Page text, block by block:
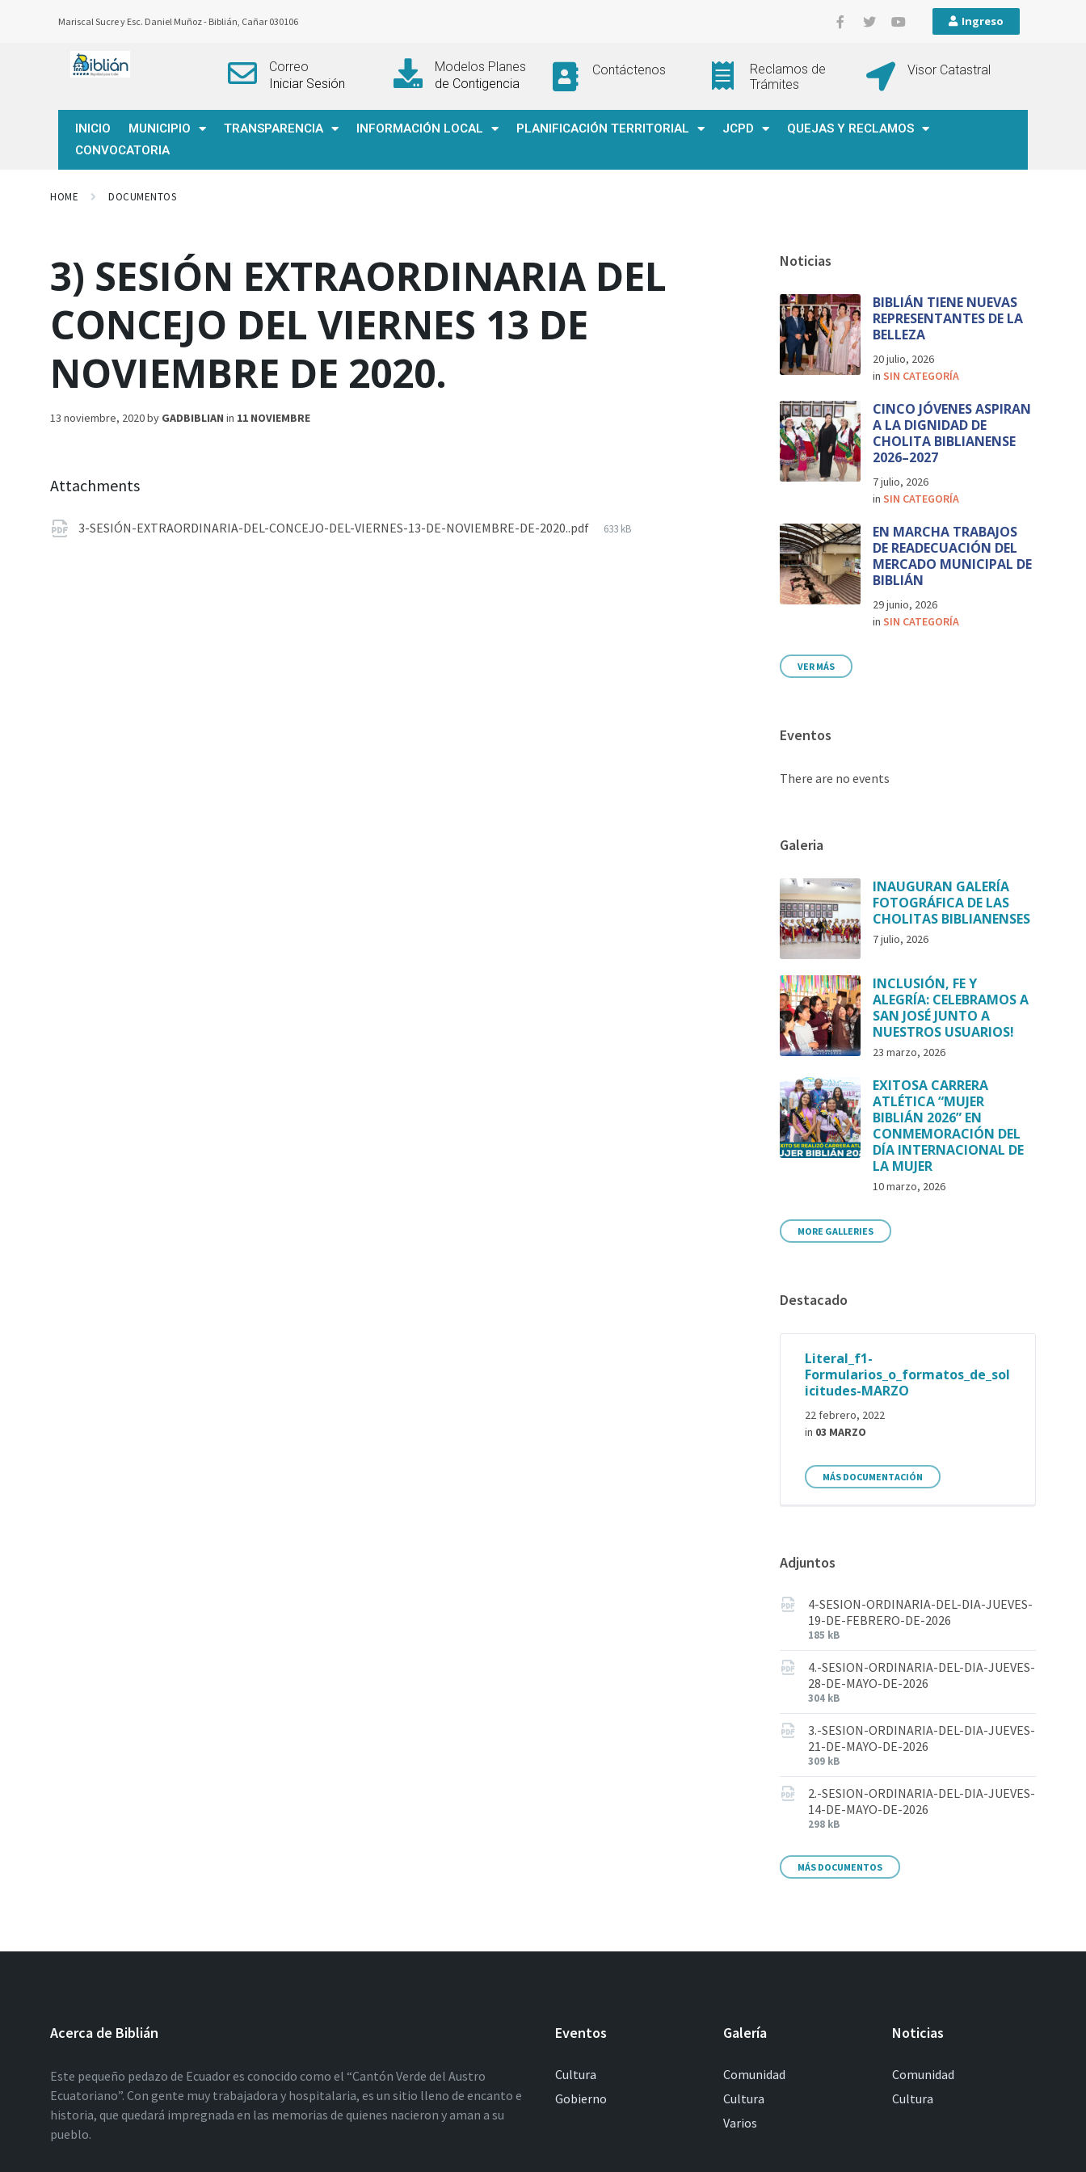
Mariscal Sucre y Esc. Daniel Muñoz - Biblián, Cañar 030106 Ingreso
Correo
Iniciar Sesión
Modelos Planes
de Contigencia
Contáctenos
Reclamos de
Trámites
Visor Catastral
INICIO MUNICIPIO TRANSPARENCIA INFORMACIÓN LOCAL PLANIFICACIÓN TERRITORIAL JCPD
QUEJAS Y RECLAMOS
CONVOCATORIA
HOME DOCUMENTOS
3) SESIÓN EXTRAORDINARIA DEL
CONCEJO DEL VIERNES 13 DE
NOVIEMBRE DE 2020.
13 noviembre, 2020by GADBIBLIAN in 11 NOVIEMBRE
Attachments
3-SESIÓN-EXTRAORDINARIA-DEL-CONCEJO-DEL-VIERNES-13-DE-NOVIEMBRE-DE-2020..pdf 633 kB
Noticias
BIBLIÁN TIENE NUEVAS
REPRESENTANTES DE LA
BELLEZA
20 julio, 2026
inSIN CATEGORÍA
CINCO JÓVENES ASPIRAN
A LA DIGNIDAD DE
CHOLITA BIBLIANENSE
2026–2027
7 julio, 2026
inSIN CATEGORÍA
EN MARCHA TRABAJOS
DE READECUACIÓN DEL
MERCADO MUNICIPAL DE
BIBLIÁN
29 junio, 2026
inSIN CATEGORÍA
VER MÁS
Eventos
There are no events
Galeria
INAUGURAN GALERÍA
FOTOGRÁFICA DE LAS
CHOLITAS BIBLIANENSES
7 julio, 2026
INCLUSIÓN, FE Y
ALEGRÍA: CELEBRAMOS A
SAN JOSÉ JUNTO A
NUESTROS USUARIOS!
23 marzo, 2026
EXITOSA CARRERA
ATLÉTICA “MUJER
BIBLIÁN 2026” EN
CONMEMORACIÓN DEL
DÍA INTERNACIONAL DE
LA MUJER
10 marzo, 2026
MORE GALLERIES
Destacado
Literal_f1-
Formularios_o_formatos_de_sol
icitudes-MARZO
22 febrero, 2022
in 03 MARZO
MÁS DOCUMENTACIÓN
Adjuntos
4-SESION-ORDINARIA-DEL-DIA-JUEVES-
19-DE-FEBRERO-DE-2026
185 kB
4.-SESION-ORDINARIA-DEL-DIA-JUEVES-
28-DE-MAYO-DE-2026
304 kB
3.-SESION-ORDINARIA-DEL-DIA-JUEVES-
21-DE-MAYO-DE-2026
309 kB
2.-SESION-ORDINARIA-DEL-DIA-JUEVES-
14-DE-MAYO-DE-2026
298 kB
MÁS DOCUMENTOS
Acerca de Biblián
Este pequeño pedazo de Ecuador es conocido como el “Cantón Verde del Austro
Ecuatoriano”. Con gente muy trabajadora y hospitalaria, es un sitio lleno de encanto e
historia, que quedará impregnada en las memorias de quienes nacieron y aman a su
pueblo.
Eventos
Cultura
Gobierno
Galería
Comunidad
Cultura
Varios
Noticias
Comunidad
Cultura